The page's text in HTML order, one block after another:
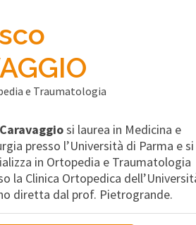
e Traumatologia
Caravaggiosi laurea in Medicina e
presso l’Università di Parma e si
in Ortopedia e Traumatologia
la Clinica Ortopedica
diretta dal prof. Pietrogrande.